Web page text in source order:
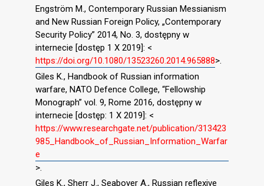
Engström M., Contemporary Russian Messianism
and New Russian Foreign Policy, „Contemporary
Security Policy” 2014, No. 3, dostępny w
internecie [dostęp 1 X 2019]: <
https://doi.org/10.1080/13523260.2014.965888>.
Giles K., Handbook of Russian information
warfare, NATO Defence College, “Fellowship
Monograph” vol. 9, Rome 2016, dostępny w
internecie [dostęp: 1 X 2019]: <
https://www.researchgate.net/publication/313423
985_Handbook_of_Russian_Information_Warfar
e
>.
Giles K., Sherr J., Seaboyer A., Russian reflexive